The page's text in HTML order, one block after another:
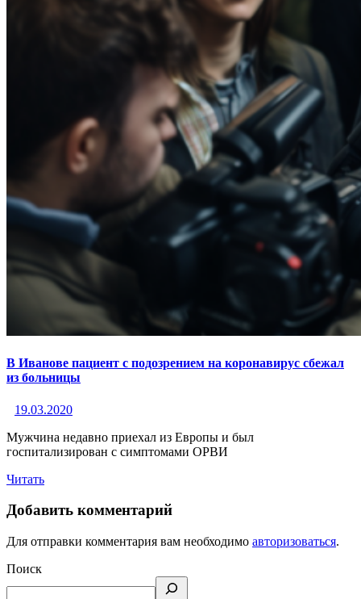
В Иванове пациент с подозрением на коронавирус сбежал
из больницы
19.03.2020
Мужчина недавно приехал из Европы и был
госпитализирован с симптомами ОРВИ
Читать
Добавить комментарий
Для отправки комментария вам необходимо авторизоваться.
Поиск